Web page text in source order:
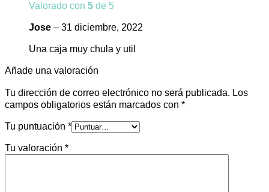
Valorado con 5 de 5
Jose – 31 diciembre, 2022
Una caja muy chula y util
Añade una valoración
Tu dirección de correo electrónico no será publicada. Los
campos obligatorios están marcados con *
Tu puntuación *
Tu valoración *